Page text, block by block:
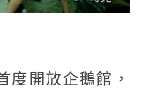
度開放企鵝館，